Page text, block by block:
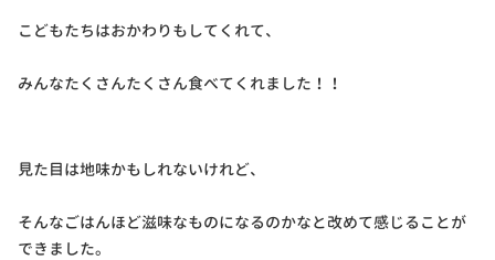
こどもたちはおかわりもしてくれて、
みんなたくさんたくさん食べてくれました！！
見た目は地味かもしれないけれど、
そんなごはんほど滋味なものになるのかなと改めて感じることが
できました。